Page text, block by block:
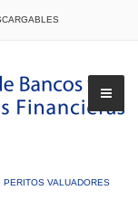
PERITOS VALUADORES